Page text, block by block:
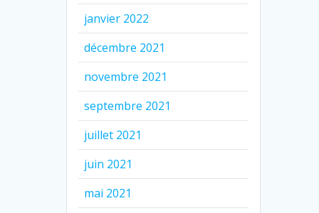
janvier 2022
décembre 2021
novembre 2021
septembre 2021
juillet 2021
juin 2021
mai 2021